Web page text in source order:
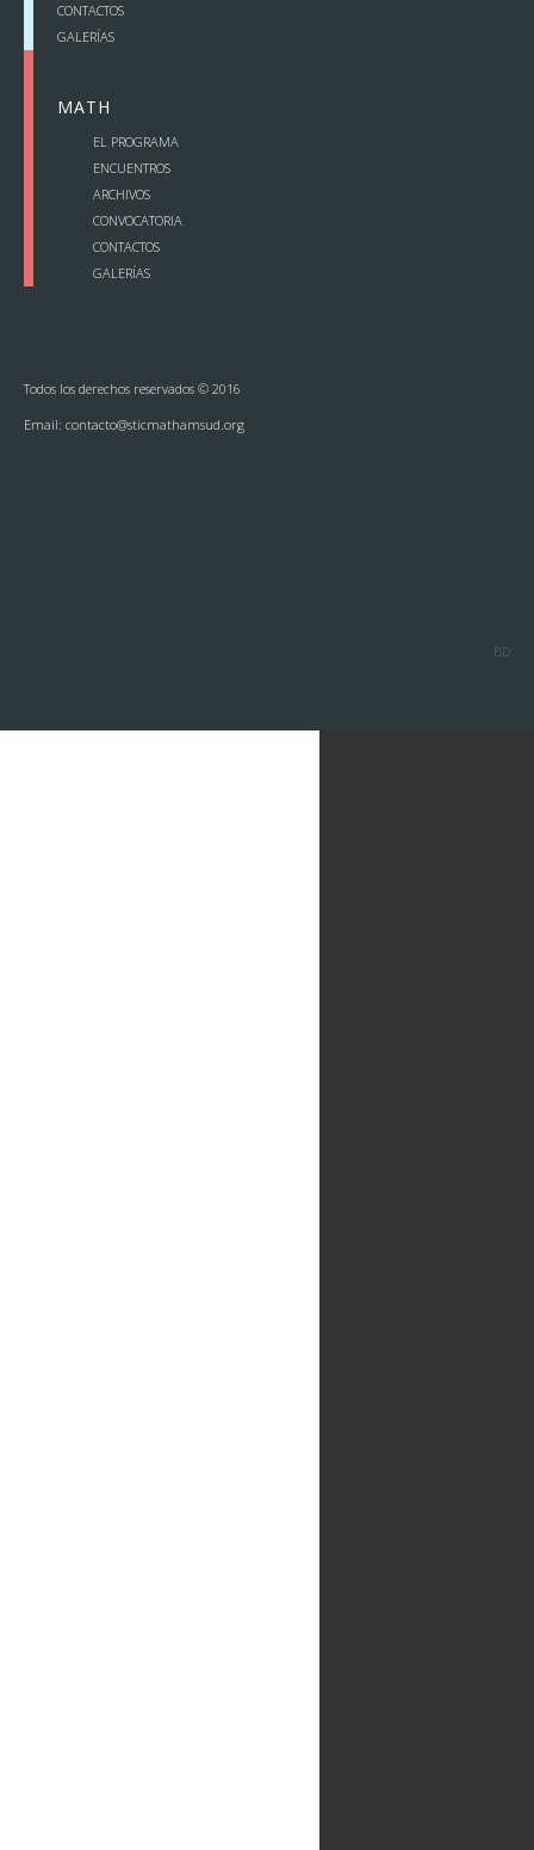
CONTACTOS
GALERÍAS
MATH
EL PROGRAMA
ENCUENTROS
ARCHIVOS
CONVOCATORIA
CONTACTOS
GALERÍAS
Todos los derechos reservados © 2016
Email: contacto@sticmathamsud.org
BD